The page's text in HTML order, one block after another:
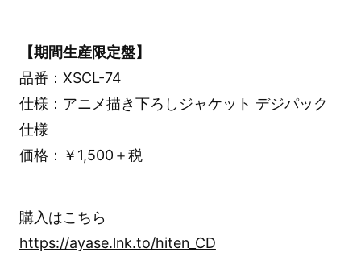
【期間生産限定盤】
品番：XSCL-74
仕様：アニメ描き下ろしジャケット デジパック
仕様
価格：￥1,500＋税
購入はこちら
https://ayase.lnk.to/hiten_CD